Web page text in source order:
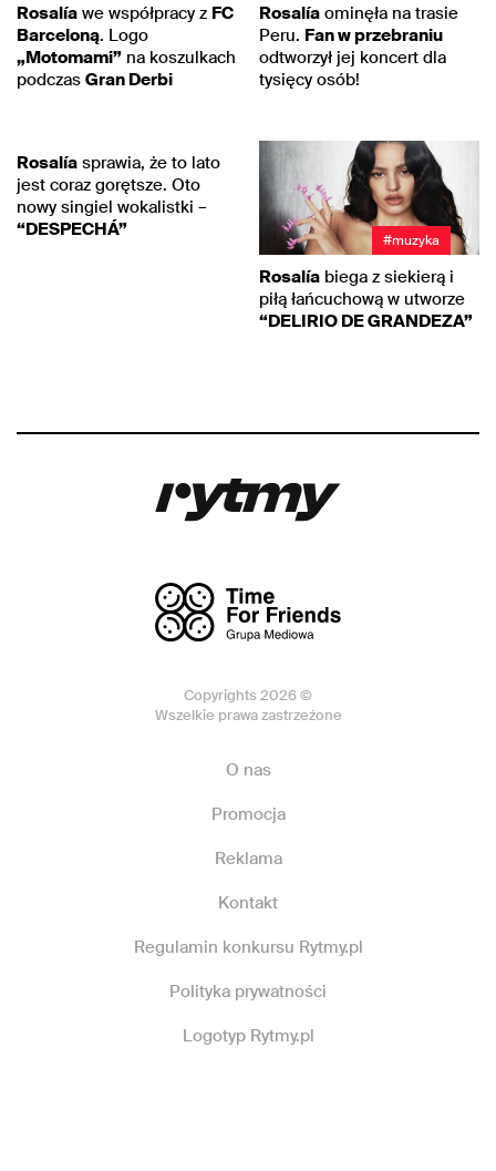
Rosalía we współpracy z FC
Barceloną. Logo
„Motomami” na koszulkach
podczas Gran Derbi
Rosalía ominęła na trasie
Peru. Fan w przebraniu
odtworzył jej koncert dla
tysięcy osób!
Rosalía sprawia, że to lato
jest coraz gorętsze. Oto
nowy singiel wokalistki –
“DESPECHÁ”
#muzyka
Rosalía biega z siekierą i
piłą łańcuchową w utworze
“DELIRIO DE GRANDEZA”
Copyrights 2026 ©
Wszelkie prawa zastrzeżone
O nas
Promocja
Reklama
Kontakt
Regulamin konkursu Rytmy.pl
Polityka prywatności
Logotyp Rytmy.pl